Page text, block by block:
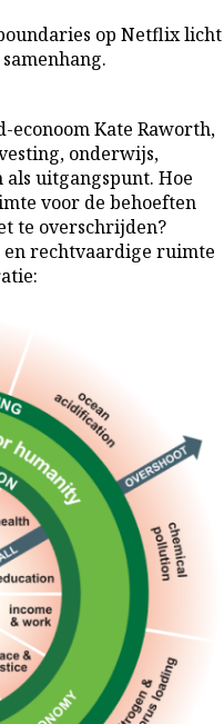
op Netflix licht
econoom Kate Raworth,
onderwijs,
uitgangspunt. Hoe
voor de behoeften
te overschrijden?
en rechtvaardige ruimte